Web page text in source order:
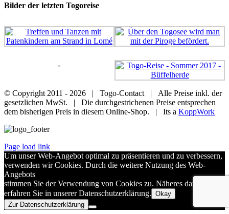
Bilder der letzten Togoreise
© Copyright 2011 - 2026 | Togo-Contact | Alle Preise inkl. der
gesetzlichen MwSt. | Die durchgestrichenen Preise entsprechen
dem bisherigen Preis in diesem Online-Shop. | Its a KoppWork
Page load link
Um unser Web-Angebot optimal zu präsentieren und zu verbessern,
verwenden wir Cookies. Durch die weitere Nutzung des Web-
Angebots
stimmen Sie der Verwendung von Cookies zu. Näheres dazu
erfahren Sie in unserer Datenschutzerklärung. Okay
Zur Datenschutzerklärung